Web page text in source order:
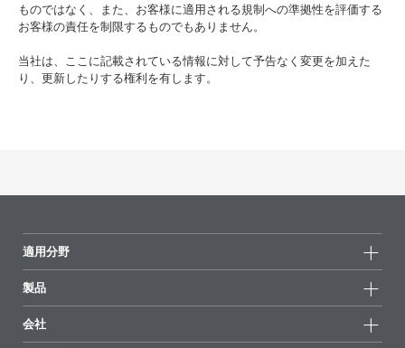
ものではなく、また、お客様に適用される規制への準拠性を評価する
お客様の責任を制限するものでもありません。
当社は、ここに記載されている情報に対して予告なく変更を加えた
り、更新したりする権利を有します。
適用分野
製品
全製品
会社